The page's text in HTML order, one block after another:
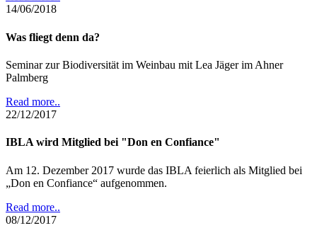
14/06/2018
Was fliegt denn da?
Seminar zur Biodiversität im Weinbau mit Lea Jäger im Ahner
Palmberg
Read more..
22/12/2017
IBLA wird Mitglied bei "Don en Confiance"
Am 12. Dezember 2017 wurde das IBLA feierlich als Mitglied bei
„Don en Confiance“ aufgenommen.
Read more..
08/12/2017